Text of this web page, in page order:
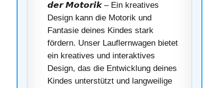
𝙙𝙚𝙧 𝙈𝙤𝙩𝙤𝙧𝙞𝙠 – Ein kreatives
Design kann die Motorik und
Fantasie deines Kindes stark
fördern. Unser Lauflernwagen bietet
ein kreatives und interaktives
Design, das die Entwicklung deines
Kindes unterstützt und langweilige